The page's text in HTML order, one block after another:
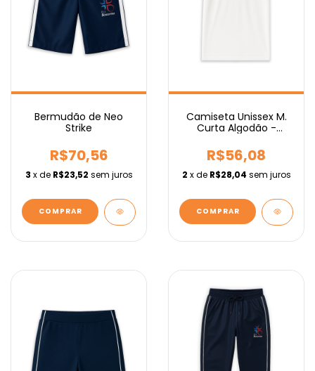
Bermudão de Neo
Strike
R$70,56
3 x de R$23,52 sem juros
COMPRAR
Camiseta Unissex M.
Curta Algodão -
R$56,08
2 x de R$28,04 sem juros
COMPRAR